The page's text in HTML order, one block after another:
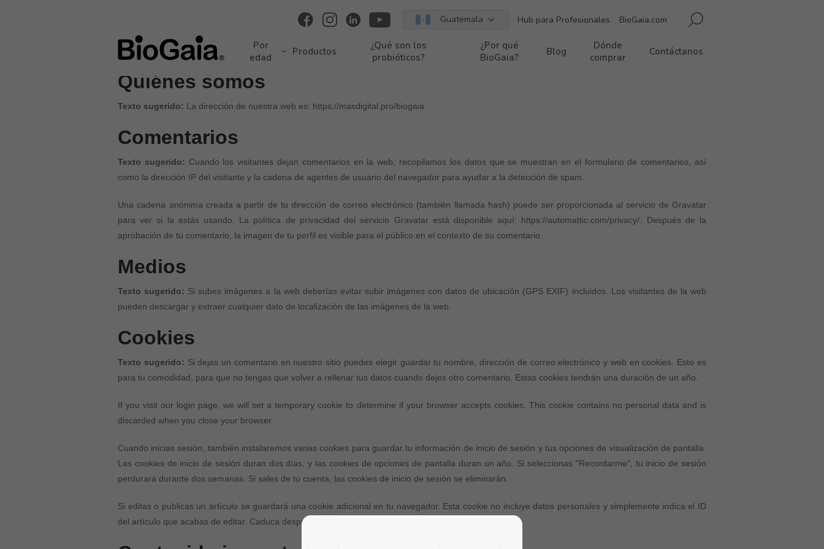
Guatemala Hub para Profesionales BioGaia.com
Por
edad
Productos
¿Qué son los
probióticos?
¿Por qué
BioGaia?
Blog
Dónde
comprar
Contáctanos
Quiénes somos
Texto sugerido: La dirección de nuestra web es: https://masdigital.pro/biogaia.
Comentarios
Texto sugerido: Cuando los visitantes dejan comentarios en la web, recopilamos los datos que se muestran en el formulario de comentarios, así
como la dirección IP del visitante y la cadena de agentes de usuario del navegador para ayudar a la detección de spam.
Una cadena anónima creada a partir de tu dirección de correo electrónico (también llamada hash) puede ser proporcionada al servicio de Gravatar
para ver si la estás usando. La política de privacidad del servicio Gravatar está disponible aquí: https://automattic.com/privacy/. Después de la
aprobación de tu comentario, la imagen de tu perfil es visible para el público en el contexto de su comentario.
Medios
Texto sugerido: Si subes imágenes a la web deberías evitar subir imágenes con datos de ubicación (GPS EXIF) incluidos. Los visitantes de la web
pueden descargar y extraer cualquier dato de localización de las imágenes de la web.
Cookies
Texto sugerido: Si dejas un comentario en nuestro sitio puedes elegir guardar tu nombre, dirección de correo electrónico y web en cookies. Esto es
para tu comodidad, para que no tengas que volver a rellenar tus datos cuando dejes otro comentario. Estas cookies tendrán una duración de un año.
If you visit our login page, we will set a temporary cookie to determine if your browser accepts cookies. This cookie contains no personal data and is
discarded when you close your browser.
Cuando inicias sesión, también instalaremos varias cookies para guardar tu información de inicio de sesión y tus opciones de visualización de pantalla.
Las cookies de inicio de sesión duran dos días, y las cookies de opciones de pantalla duran un año. Si seleccionas "Recordarme", tu inicio de sesión
perdurará durante dos semanas. Si sales de tu cuenta, las cookies de inicio de sesión se eliminarán.
Si editas o publicas un artículo se guardará una cookie adicional en tu navegador. Esta cookie no incluye datos personales y simplemente indica el ID
del artículo que acabas de editar. Caduca después de 1 día.